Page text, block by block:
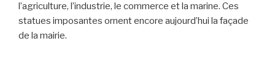
l’agriculture, l’industrie, le commerce et la marine. Ces
statues imposantes ornent encore aujourd’hui la façade
de la mairie.